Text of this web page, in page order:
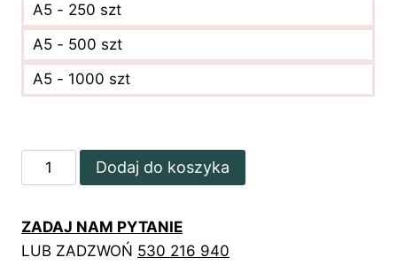
A5 - 250 szt
A5 - 500 szt
A5 - 1000 szt
ilość
Złota
z
kwiatami
Dodaj do koszyka
ZADAJ NAM PYTANIE
LUB ZADZWOŃ 530 216 940